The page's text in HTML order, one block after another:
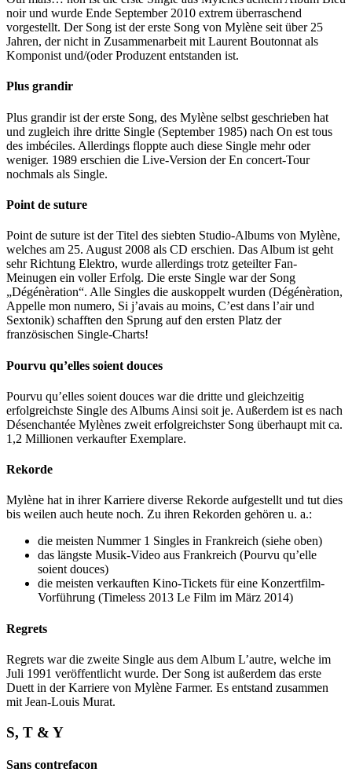
noir und wurde Ende September 2010 extrem überraschend
vorgestellt. Der Song ist der erste Song von Mylène seit über 25
Jahren, der nicht in Zusammenarbeit mit Laurent Boutonnat als
Komponist und/(oder Produzent entstanden ist.
Plus grandir
Plus grandir ist der erste Song, des Mylène selbst geschrieben hat
und zugleich ihre dritte Single (September 1985) nach On est tous
des imbéciles. Allerdings floppte auch diese Single mehr oder
weniger. 1989 erschien die Live-Version der En concert-Tour
nochmals als Single.
Point de suture
Point de suture ist der Titel des siebten Studio-Albums von Mylène,
welches am 25. August 2008 als CD erschien. Das Album ist geht
sehr Richtung Elektro, wurde allerdings trotz geteilter Fan-
Meinugen ein voller Erfolg. Die erste Single war der Song
„Dégénèration“. Alle Singles die auskoppelt wurden (Dégénèration,
Appelle mon numero, Si j’avais au moins, C’est dans l’air und
Sextonik) schafften den Sprung auf den ersten Platz der
französischen Single-Charts!
Pourvu qu’elles soient douces
Pourvu qu’elles soient douces war die dritte und gleichzeitig
erfolgreichste Single des Albums Ainsi soit je. Außerdem ist es nach
Désenchantée Mylènes zweit erfolgreichster Song überhaupt mit ca.
1,2 Millionen verkaufter Exemplare.
Rekorde
Mylène hat in ihrer Karriere diverse Rekorde aufgestellt und tut dies
bis weilen auch heute noch. Zu ihren Rekorden gehören u. a.:
die meisten Nummer 1 Singles in Frankreich (siehe oben)
das längste Musik-Video aus Frankreich (Pourvu qu’elle
soient douces)
die meisten verkauften Kino-Tickets für eine Konzertfilm-
Vorführung (Timeless 2013 Le Film im März 2014)
Regrets
Regrets war die zweite Single aus dem Album L’autre, welche im
Juli 1991 veröffentlicht wurde. Der Song ist außerdem das erste
Duett in der Karriere von Mylène Farmer. Es entstand zusammen
mit Jean-Louis Murat.
S, T & Y
Sans contrefacon